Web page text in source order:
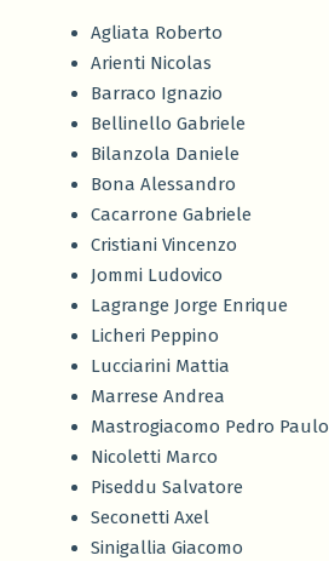
Agliata Roberto
Arienti Nicolas
Barraco Ignazio
Bellinello Gabriele
Bilanzola Daniele
Bona Alessandro
Cacarrone Gabriele
Cristiani Vincenzo
Jommi Ludovico
Lagrange Jorge Enrique
Licheri Peppino
Lucciarini Mattia
Marrese Andrea
Mastrogiacomo Pedro Paulo
Nicoletti Marco
Piseddu Salvatore
Seconetti Axel
Sinigallia Giacomo